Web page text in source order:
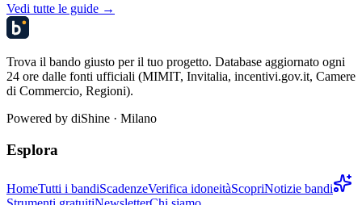
Vedi tutte le guide →
Trova il bando giusto per il tuo progetto. Database aggiornato ogni
24 ore dalle fonti ufficiali (MIMIT, Invitalia, incentivi.gov.it, Camere
di Commercio, Regioni).
Powered by diShine · Milano
Esplora
HomeTutti i bandiScadenzeVerifica idoneitàScopriNotizie bandi